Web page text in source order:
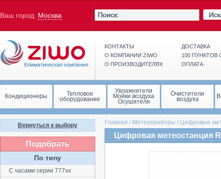
Ваш город: Москва
КОНТАКТЫ
О КОМПАНИИ ZIWO
О ПРОИЗВОДИТЕЛЯХ
ДОСТАВКА
100
ОПЛАТА
Кондиционеры Тепловое
оборудование
Увлажнители
Мойки воздуха
Осушители
Очистители
воздуха
Главная / Метеоприборы / Цифровые
Цифровая метеостанция
Вернуться к выбору
Подобрать
По типу
С чacaми cepии 777хх